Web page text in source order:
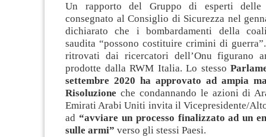
Un rapporto del Gruppo di esperti delle
consegnato al Consiglio di Sicurezza nel
dichiarato che i bombardamenti della
saudita “possono costituire crimini di
ritrovati dai ricercatori dell’Onu figurano
prodotte dalla RWM Italia. Lo stesso
settembre 2020 ha approvato ad ampia
Risoluzione che condannando le azioni di
Emirati Arabi Uniti invita il Vicepresidente/
ad “avviare un processo finalizzato ad un
sulle armi” verso gli stessi Paesi.